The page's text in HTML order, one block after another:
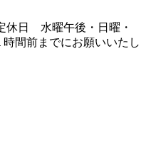
休日 水曜午後・日曜・
前までにお願いいたし